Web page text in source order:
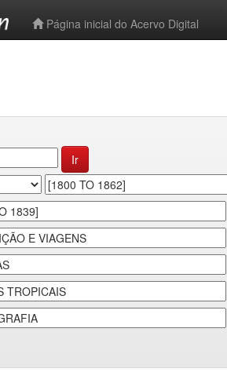
Página inicial do Acervo Digital